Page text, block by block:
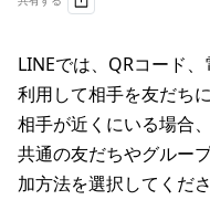
LINEでは、QRコード
利用して相手を友だち
相手が近くにいる場合
共通の友だちやグルー
加方法を選択してくださ